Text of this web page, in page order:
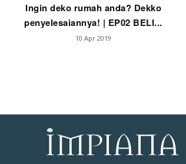
Ingin deko rumah anda? Dekko
penyelesaiannya! | EP02 BELI...
10 Apr 2019